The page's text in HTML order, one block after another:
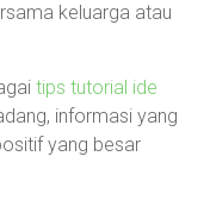
keluarga atau
tips tutorial ide
informasi yang
yang besar